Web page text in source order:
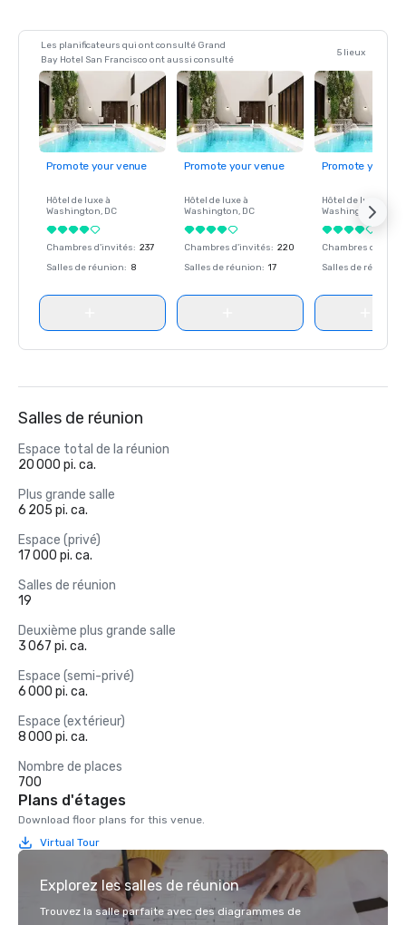
Les planificateurs qui ont consulté Grand
Bay Hotel San Francisco ont aussi consulté
5 lieux
Promote your venue
Hôtel de luxe à
Washington, DC
Chambres d'invités: 237
Salles de réunion: 8
Promote your venue
Hôtel de luxe à
Washington, DC
Chambres d'invités: 220
Salles de réunion: 17
Promote your
Hôtel de luxe à
Washington
Chambres
Salles de réunion
Salles de réunion
Espace total de la réunion
20 000 pi. ca.
Plus grande salle
6 205 pi. ca.
Espace (privé)
17 000 pi. ca.
Salles de réunion
19
Deuxième plus grande salle
3 067 pi. ca.
Espace (semi-privé)
6 000 pi. ca.
Espace (extérieur)
8 000 pi. ca.
Nombre de places
700
Plans d'étages
Download floor plans for this venue.
Virtual Tour
Explorez les salles de réunion
Trouvez la salle parfaite avec des diagrammes de